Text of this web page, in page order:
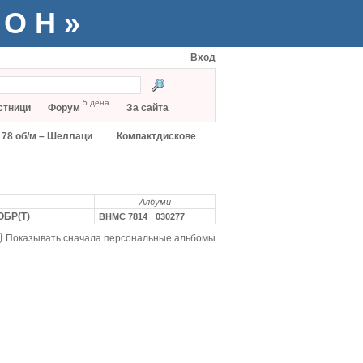
Вход
Форум 5 дена За сайта
78 об/м – Шеллаци Компактдискове
Албуми
ВНМС 7814 030277
Показывать сначала персональные альбомы